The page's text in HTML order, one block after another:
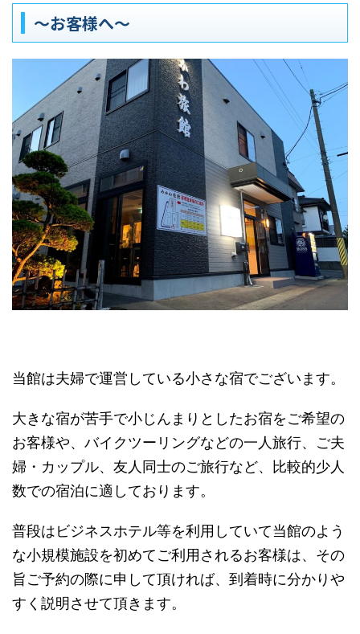
～お客様へ～
当館は夫婦で運営している小さな宿でございます。
大きな宿が苦手で小じんまりとしたお宿をご希望の
お客様や、バイクツーリングなどの一人旅行、ご夫
婦・カップル、友人同士のご旅行など、比較的少人
数での宿泊に適しております。
普段はビジネスホテル等を利用していて当館のよう
な小規模施設を初めてご利用されるお客様は、その
旨ご予約の際に申して頂ければ、到着時に分かりや
すく説明させて頂きます。